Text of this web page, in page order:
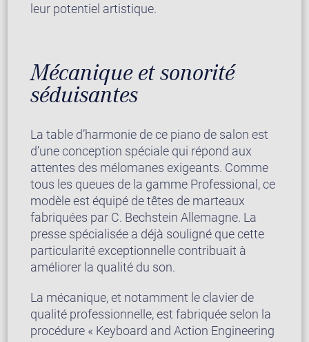
leur potentiel artistique.
Mécanique et sonorité
séduisantes
La table d’harmonie de ce piano de salon est
d’une conception spéciale qui répond aux
attentes des mélomanes exigeants. Comme
tous les queues de la gamme Professional, ce
modèle est équipé de têtes de marteaux
fabriquées par C. Bechstein Allemagne. La
presse spécialisée a déjà souligné que cette
particularité exceptionnelle contribuait à
améliorer la qualité du son.
La mécanique, et notamment le clavier de
qualité professionnelle, est fabriquée selon la
procédure « Keyboard and Action Engineering